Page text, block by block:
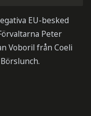
EU-besked
Peter
Voboril från Coeli